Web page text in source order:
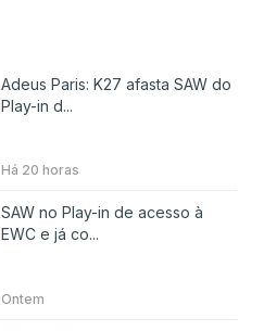
Adeus Paris: K27 afasta SAW do
Play-in d...
Há 20 horas
SAW no Play-in de acesso à
EWC e já co...
Ontem